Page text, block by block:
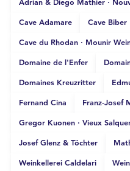
Adrian & Diego Mathier ·
Cave Adamare
Cave Biber
Cave du Rhodan · Mounir
Domaine de l'Enfer
Domaines Kreuzritter
Fernand Cina
Franz-Josef
Gregor Kuonen · Vieux
Josef Glenz & Töchter
Weinkellerei Caldelari